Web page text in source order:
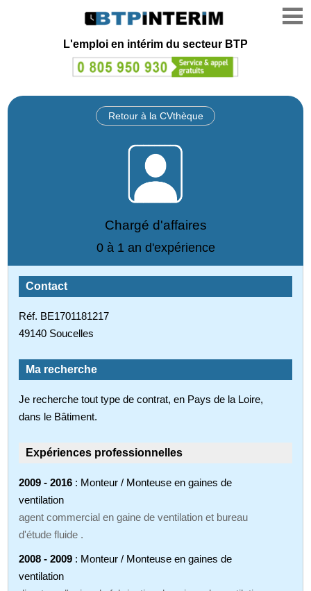
L'emploi en intérim du secteur BTP
Retour à la CVthèque
Chargé d'affaires
0 à 1 an d'expérience
Contact
Réf. BE1701181217
49140 Soucelles
Ma recherche
Je recherche tout type de contrat, en Pays de la Loire,
dans le Bâtiment.
Expériences professionnelles
2009 - 2016 : Monteur / Monteuse en gaines de
ventilation
agent commercial en gaine de ventilation et bureau
d'étude fluide .
2008 - 2009 : Monteur / Monteuse en gaines de
ventilation